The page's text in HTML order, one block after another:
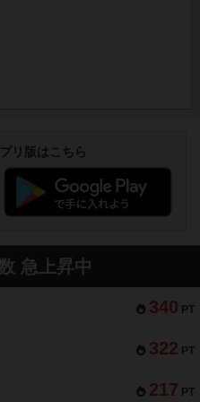
リ版はこちら
急上昇中
340 PT
322 PT
217 PT